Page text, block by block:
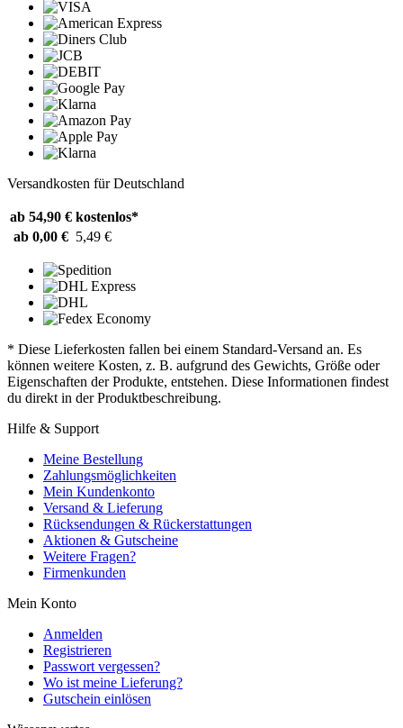
Versandkosten für Deutschland
ab 54,90 € kostenlos*
ab 0,00 € 5,49 €
* Diese Lieferkosten fallen bei einem Standard-Versand an. Es
können weitere Kosten, z. B. aufgrund des Gewichts, Größe oder
Eigenschaften der Produkte, entstehen. Diese Informationen findest
du direkt in der Produktbeschreibung.
Hilfe & Support
Meine Bestellung
Zahlungsmöglichkeiten
Mein Kundenkonto
Versand & Lieferung
Rücksendungen & Rückerstattungen
Aktionen & Gutscheine
Weitere Fragen?
Firmenkunden
Mein Konto
Anmelden
Registrieren
Passwort vergessen?
Wo ist meine Lieferung?
Gutschein einlösen